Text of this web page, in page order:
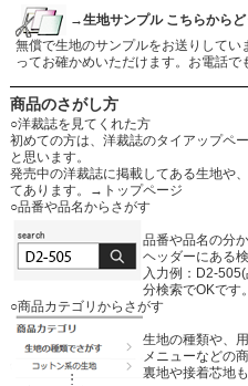
→生地サンプル こちらからど
無償で生地のサンプルをお送りしてい
ってお確かめいただけます。お電話で
商品のさがし方
○洋裁誌を見てくれた方
初めての方は、洋裁誌のタイアップペ
と思います。
発売中の洋裁誌に掲載してある生地や
てあります。
→トップページ
○品番や品名からさがす
品番や品名の分
ヘッダーにある
入力例：D2-
分検索でOKです。
○商品カテゴリからさがす
生地の種類や、
メニューなどの
裏地や接着芯地